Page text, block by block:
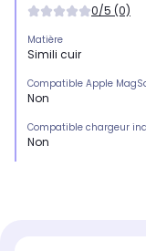
0/5 (0)
Matière
Simili cuir
Compatible Apple
Non
Compatible chargeur
Non